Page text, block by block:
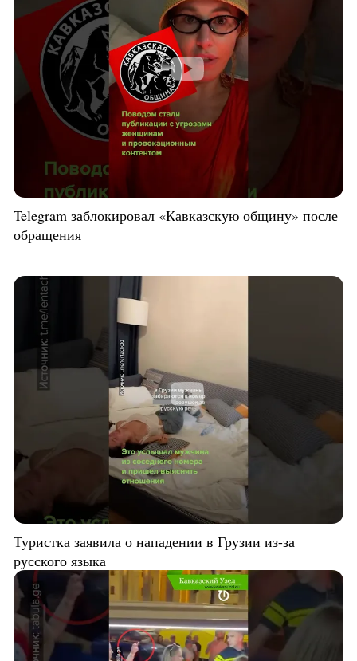
Telegram заблокировал «Кавказскую общину» после
обращения
Туристка заявила о нападении в Грузии из-за
русского языка